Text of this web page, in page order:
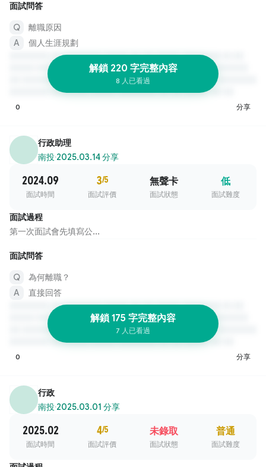
面試問答
離職原因
個人生涯規劃
解鎖 220 字完整內容
8 人已看過
0 分享
行政助理
南投·2025.03.14 分享
2024.09
面試時間
3/5
面試評價
無聲卡
面試狀態
低
面試難度
面試過程
第一次面試會先填寫公...
面試問答
為何離職？
直接回答
解鎖 175 字完整內容
7 人已看過
0 分享
行政
南投·2025.03.01 分享
2025.02
面試時間
4/5
面試評價
未錄取
面試狀態
普通
面試難度